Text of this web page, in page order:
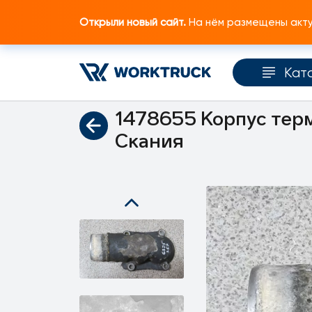
Открыли новый сайт. На нём размещены
Главная Каталог запчастей Система
1478655 Корпус
Скания